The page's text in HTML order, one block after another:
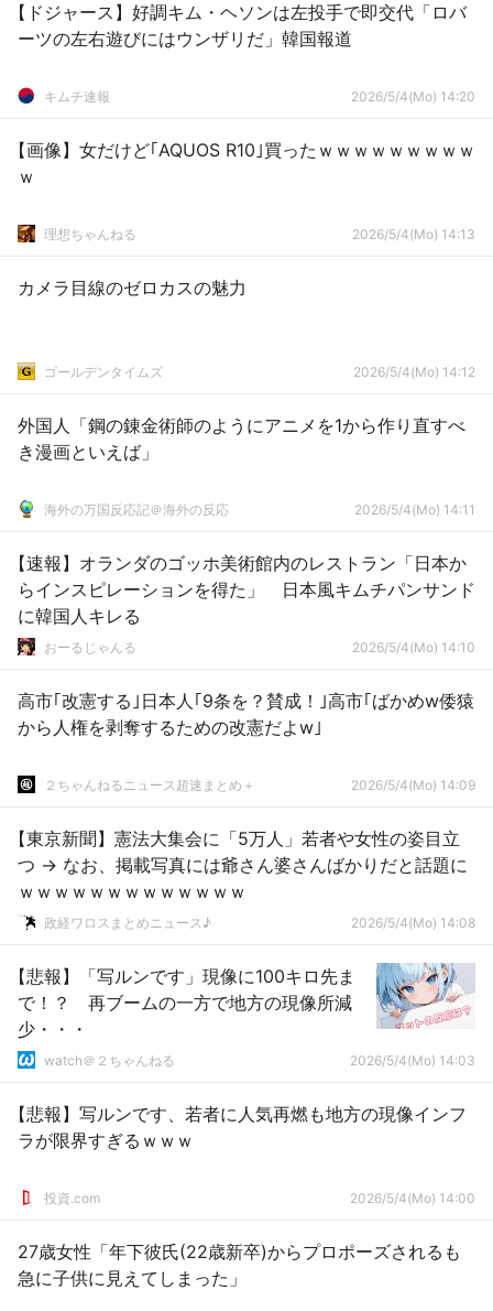
【ドジャース】好調キム・ヘソンは左投手で即交代「ロバ
ーツの左右遊びにはウンザリだ」韓国報道
キムチ速報 2026/5/4(Mo) 14:20
【画像】女だけど｢AQUOS R10｣買ったｗｗｗｗｗｗｗｗｗ
ｗ
理想ちゃんねる 2026/5/4(Mo) 14:13
カメラ目線のゼロカスの魅力
ゴールデンタイムズ 2026/5/4(Mo) 14:12
外国人「鋼の錬金術師のようにアニメを1から作り直すべ
き漫画といえば」
海外の万国反応記＠海外の反応 2026/5/4(Mo) 14:11
【速報】オランダのゴッホ美術館内のレストラン「日本か
らインスピレーションを得た」 日本風キムチパンサンド
に韓国人キレる
おーるじゃんる 2026/5/4(Mo) 14:10
高市｢改憲する｣日本人｢9条を？賛成！｣高市｢ばかめw倭猿
から人権を剥奪するための改憲だよw｣
２ちゃんねるニュース超速まとめ＋ 2026/5/4(Mo) 14:09
【東京新聞】憲法大集会に「5万人」若者や女性の姿目立
つ → なお、掲載写真には爺さん婆さんばかりだと話題に
ｗｗｗｗｗｗｗｗｗｗｗｗｗ
政経ワロスまとめニュース♪ 2026/5/4(Mo) 14:08
【悲報】「写ルンです」現像に100キロ先ま
で！？ 再ブームの一方で地方の現像所減
少・・・
watch＠２ちゃんねる 2026/5/4(Mo) 14:03
【悲報】写ルンです、若者に人気再燃も地方の現像インフ
ラが限界すぎるｗｗｗ
投資.com 2026/5/4(Mo) 14:00
27歳女性「年下彼氏(22歳新卒)からプロポーズされるも
急に子供に見えてしまった」